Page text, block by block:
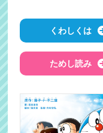
くわしくは
ためし読み